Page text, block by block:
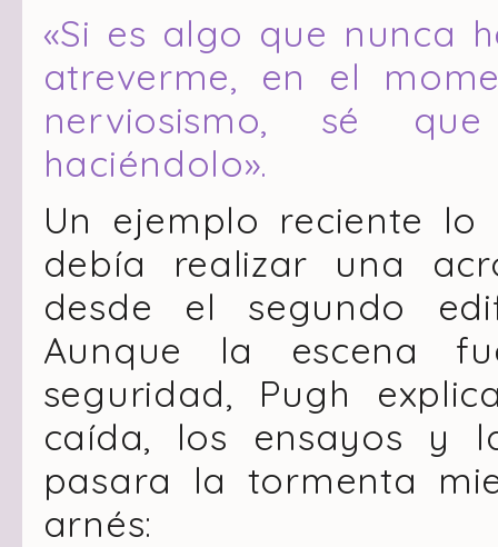
«Si es algo que nunca
atreverme, en el
nerviosismo, sé
haciéndolo».
Un ejemplo reciente
debía realizar una
desde el segundo
Aunque la escena
seguridad, Pugh
caída, los ensayos y
pasara la tormenta
arnés: